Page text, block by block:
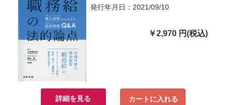
発行年月日：2021/09/10
￥2,970 円(税込)
詳細を見る カートに入れる